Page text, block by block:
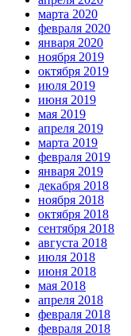
марта 2020
февраля 2020
января 2020
ноября 2019
октября 2019
июля 2019
июня 2019
мая 2019
апреля 2019
марта 2019
февраля 2019
января 2019
декабря 2018
ноября 2018
октября 2018
сентября 2018
августа 2018
июля 2018
июня 2018
мая 2018
апреля 2018
февраля 2018
февраля 2018